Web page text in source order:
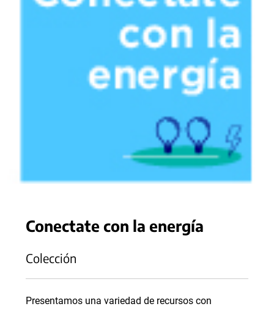
Conectate con la energía
Colección
Presentamos una variedad de recursos con